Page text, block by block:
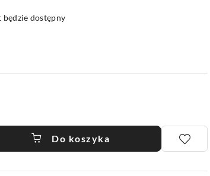
dostępny
Do koszyka